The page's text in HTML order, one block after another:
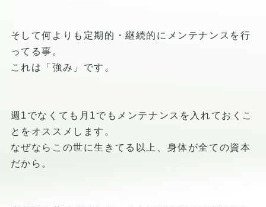
そして何よりも定期的・継続的にメンテナンスを行
ってる事。
これは「強み」です。
週1でなくても月1でもメンテナンスを入れておくこ
とをオススメします。
なぜならこの世に生きてる以上、身体が全ての資本
だから。